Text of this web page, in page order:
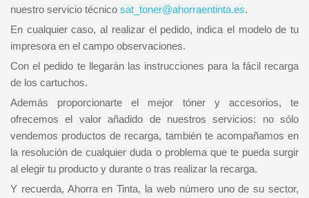
nuestro servicio técnico sat_toner@ahorraentinta.es.
En cualquier caso, al realizar el pedido, indica el modelo de tu
impresora en el campo observaciones.
Con el pedido te llegarán las instrucciones para la fácil recarga
de los cartuchos.
Además proporcionarte el mejor tóner y accesorios, te
ofrecemos el valor añadido de nuestros servicios: no sólo
vendemos productos de recarga, también te acompañamos en
la resolución de cualquier duda o problema que te pueda surgir
al elegir tu producto y durante o tras realizar la recarga.
Y recuerda, Ahorra en Tinta, la web número uno de su sector,